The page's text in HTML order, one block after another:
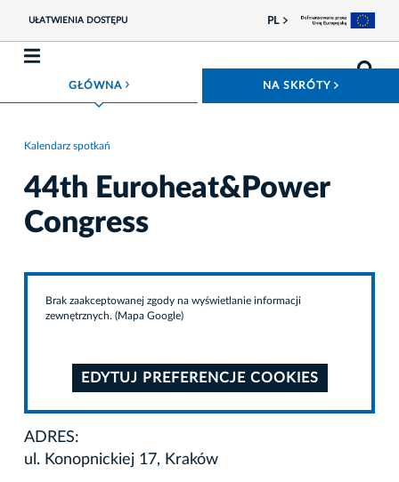
UŁATWIENIA DOSTĘPU PL
GŁÓWNAROZWIŃ MENU NA SKRÓTY
Kalendarz spotkań
44th Euroheat&Power
Congress
Brak zaakceptowanej zgody na wyświetlanie informacji
zewnętrznych. (Mapa Google)
EDYTUJ PREFERENCJE COOKIES
ADRES:
ul. Konopnickiej 17, Kraków